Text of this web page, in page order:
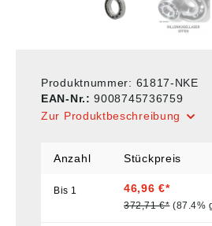
Produktnummer: 61817-NKE
EAN-Nr.:9008745736759
Zur Produktbeschreibung
Anzahl Stückpreis
Bis 1 46,96 €*
372,71 €* (87.4%